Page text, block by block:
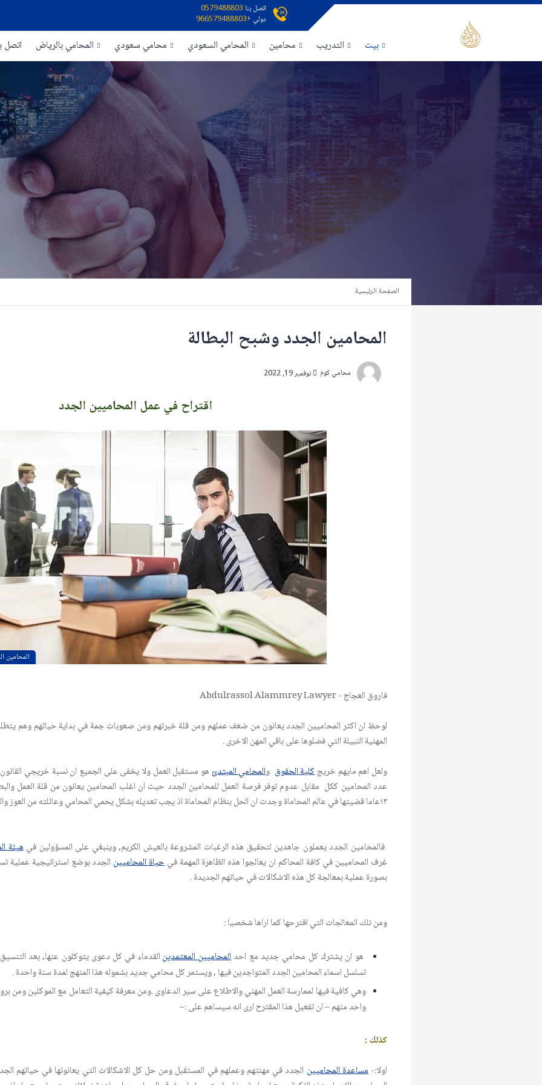
اتصل بنا 0579488803
دولي+966579488803
بيت التدريب محامين المحامي السعودي محامي سعودي المحامي بالرياض اتصل
الصفحة الرئيسية
المحامين الجدد وشبح البطالة
محامي كوم نوفمبر 19, 2022
اقتراح في عمل المحاميين الجدد
المحامين
فاروق العجاج -
لوحظ ان اكثر المحاميين الجدد يعانون من ضعف عملهم ومن قلة خبرتهم ومن صعوبات جمة في بداية حياتهم وهم
المهنية النبيلة التي فضلوها على باقي المهن الاخرى .
ولعل اهم مايهم خريجكلية الحقوق والمحامي المبتدئ هو مستقبل العمل ولا يخفى على الجميع ان نسبة خريجي القانون
عدد المحامين ككل مقابل عدوم توفر فرصة العمل للمحامين الجدد حيث ان اغلب المحامين يعانون من قلة العمل
١٣عاما قضيتها في عالم المحاماة وجدت ان الحل بنظام المحاماة اذ يجب تعديله بشكل يحمي المحامي وعائلته من العوز والبطالة .
فالمحامين الجدد يعملون جاهدين لتحقيق هذه الرغبات المشروعة بالعيش الكريم, وينبغي على المسؤولين فيهيئة
غرف المحاميين في كافة المحاكم ان يعالجوا هذه الظاهرة المهمة فيحياة المحاميين الجدد بوضع استراتيجية عملية
بصورة عملية بمعالجة كل هذه الاشكالات في حياتهم الجديدة .
ومن تلك المعالجات التي اقترحها كما اراها شخصيا :
هو ان يشترك كل محامي جديد مع احدالمحاميين المعتمدينالقدماء في كل دعوى يتوكلون عنها, بعد
تسلسل اسماء المحامين الجدد المتواجدين فيها , ويستمر كل محامي جديد بشموله هذا المنهج لمدة سنة واحدة .
وهي كافية فيها لممارسة العمل المهني والاطلاع على سير الدعاوى .ومن معرفة كيفية التعامل مع الموكلين ومن
واحد منهم – ان تفعيل هذا المقترح ارى انه سيساهم على :–
كذلك :
اولا:-مساعدة المحاميين الجدد في مهنتهم وعملهم في المستقبل ومن حل كل الاشكالات التي يعانونها في حياتهم